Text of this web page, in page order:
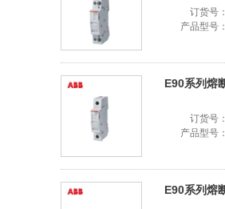
订货号
产品型号
E90系列熔
订货号
产品型号
E90系列熔